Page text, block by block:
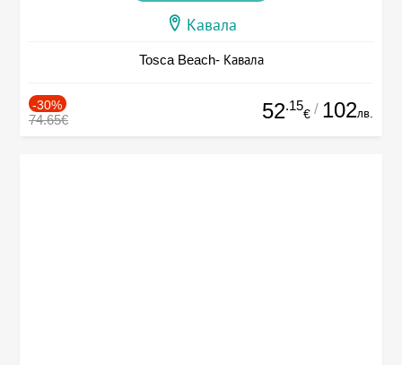
Кавала
Tosca Beach- Кавала
-30%
74.65€ 52.15
€ / 102лв.